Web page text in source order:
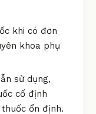
khi có đơn
khoa phụ
sử dụng,
cố định
ổn định.